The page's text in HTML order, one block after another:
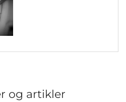
og artikler